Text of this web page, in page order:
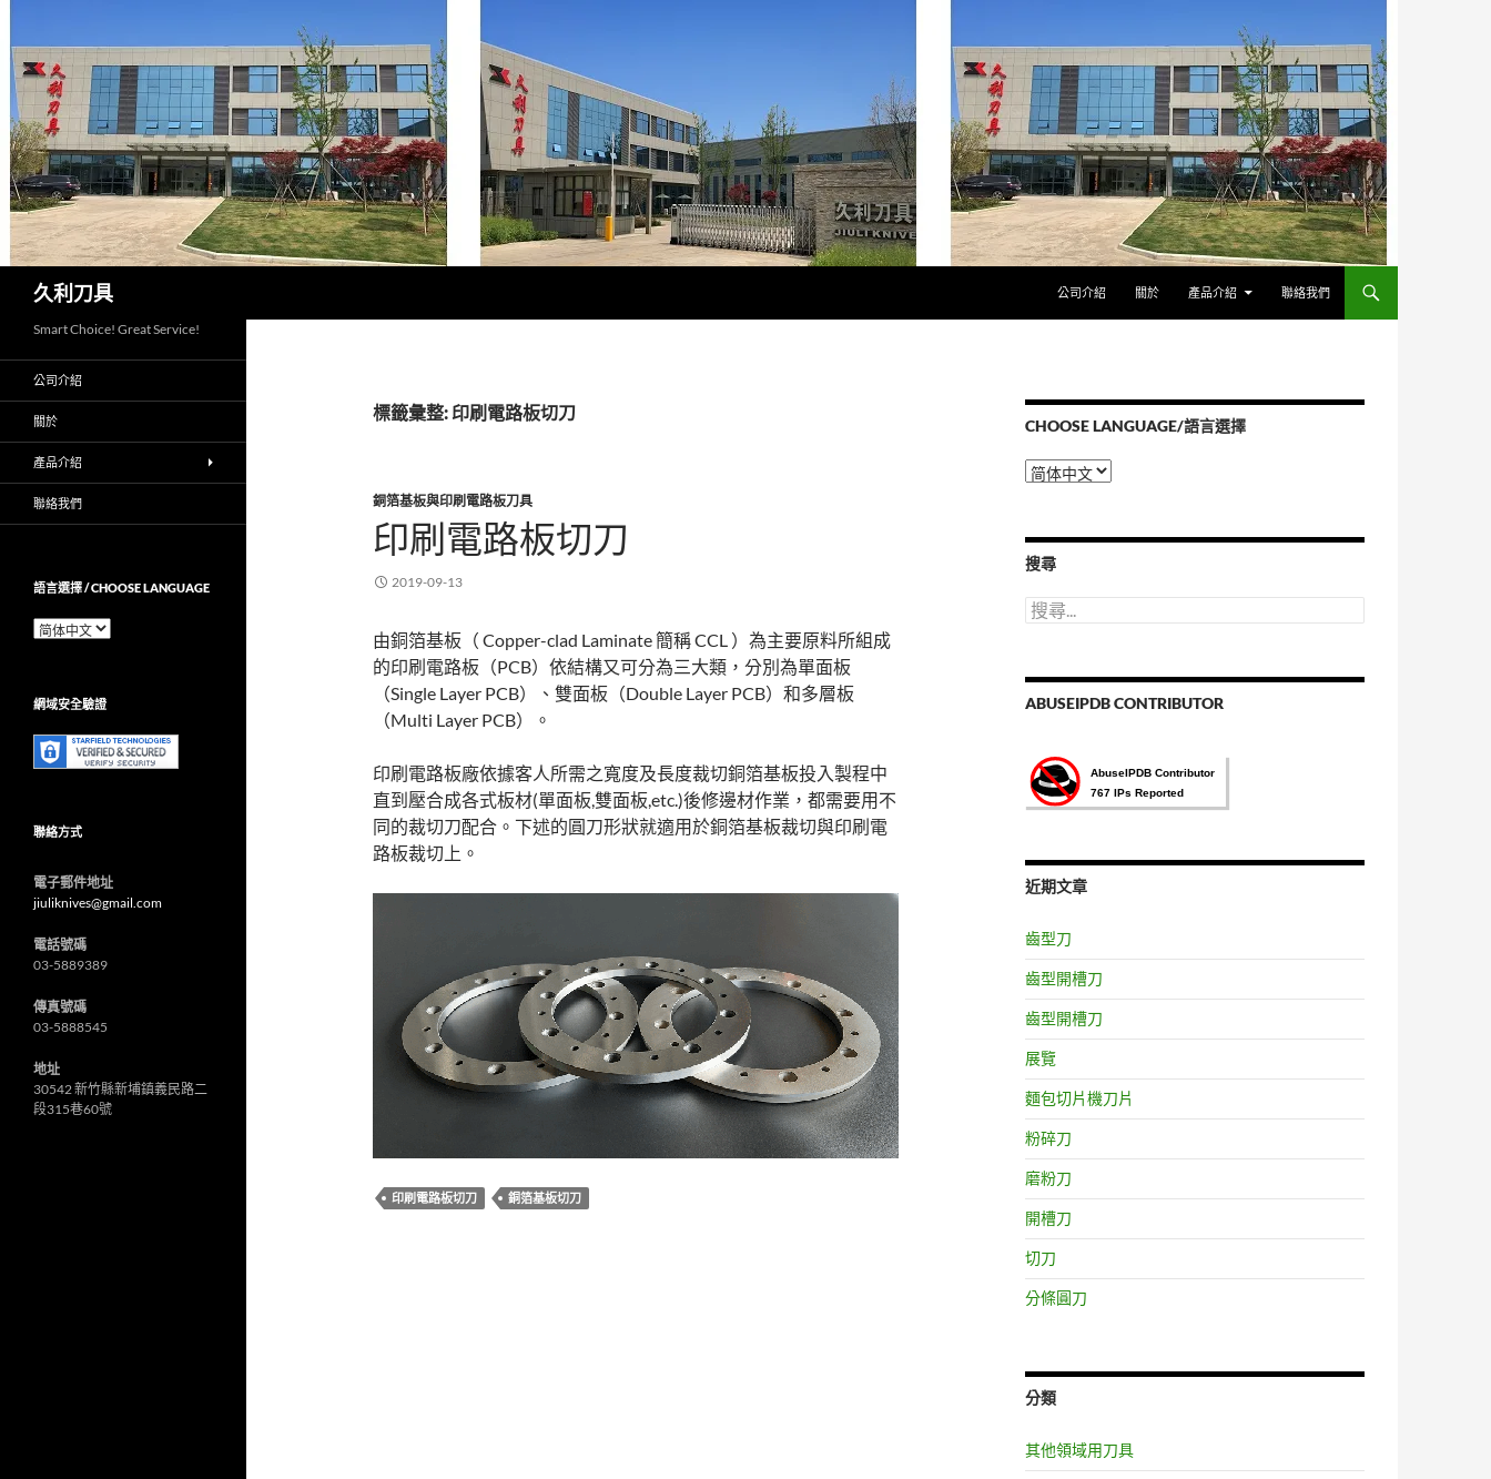
主
要
內
容
久利刀具 公司介紹 關於 產品介紹 聯絡我們
標籤彙整: 印刷電路板切刀
銅箔基板與印刷電路板刀具
印刷電路板切刀
2019-09-13
由銅箔基板（ Copper-clad Laminate 簡稱 CCL ）為主要原料所組成
的印刷電路板（PCB）依結構又可分為三大類，分別為單面板
（Single Layer PCB）、雙面板（Double Layer PCB）和多層板
（Multi Layer PCB）。
印刷電路板廠依據客人所需之寬度及長度裁切銅箔基板投入製程中
直到壓合成各式板材(單面板,雙面板,etc.)後修邊材作業，都需要用不
同的裁切刀配合。下述的圓刀形狀就適用於銅箔基板裁切與印刷電
路板裁切上。
印刷電路板切刀 銅箔基板切刀
CHOOSE LANGUAGE/語言選擇
Choose
Language/
選
擇
搜尋
搜
尋
字:
ABUSEIPDB CONTRIBUTOR
近期文章
齒型刀
齒型開槽刀
齒型開槽刀
展覽
麵包切片機刀片
粉碎刀
磨粉刀
開槽刀
切刀
分條圓刀
分類
其他領域用刀具
Smart Choice! Great Service!
公司介紹
關於
產品介紹
聯絡我們
語言選擇 / CHOOSE LANGUAGE
語
/
Language
網域安全驗證
聯絡方式
電子郵件地址
jiuliknives@gmail.com
電話號碼
03-5889389
傳真號碼
03-5888545
地址
30542 新竹縣新埔鎮義民路二
段315巷60號